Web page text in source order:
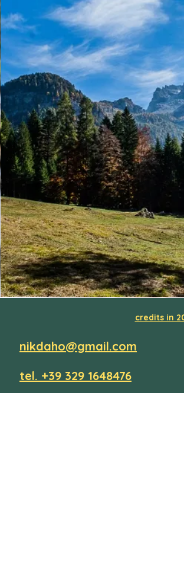
credits in
nikdaho@gmail.com
tel. +39 329 1648476